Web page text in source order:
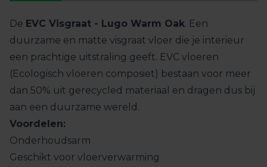
De EVC Visgraat - Lugo Warm Oak. Een
duurzame en matte visgraat vloer die je interieur
een prachtige uitstraling geeft. EVC vloeren
(Ecologisch vloeren composiet) bestaan voor meer
dan 50% uit gerecycled materiaal en dragen dus bij
aan een duurzame wereld.
Voordelen:
Onderhoudsarm
Geschikt voor vloerverwarming